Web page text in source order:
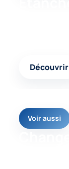
Découvrir
Voir aussi